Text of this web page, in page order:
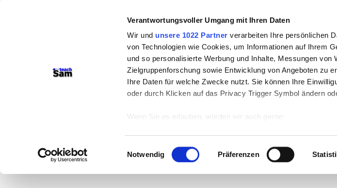
Verantwortungsvoller Umgang mit Ihren Daten
Wir und unsere 1022 Partner verarbeiten Ihre persönlichen
von Technologien wie Cookies, um Informationen auf Ihrem
und so personalisierte Werbung und Inhalte, Messungen von
Zielgruppenforschung sowie Entwicklung von Angeboten zu
Ihre Daten für welche Zwecke nutzt. Sie können Ihre
oder durch Klicken auf das Privacy Trigger Symbol ändern
Wenn Sie es erlauben, würden wir auch gerne:
Ihr Gerät durch aktives Scannen nach bestimmten
Erfahren Sie mehr darüber, wie Ihre persönlichen Daten
Präferenzen imAbschnitt Einzelheitenfest.
Einwilligungsauswahl
Notwendig Präferenzen